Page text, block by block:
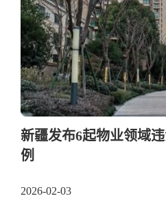
新疆发布6起物业领域
例
2026-02-03